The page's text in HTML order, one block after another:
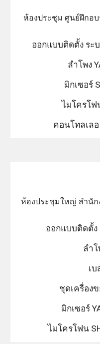
ห้องประชุม ศูนย์ฝึกอ
ออกแบบติดตั้ง ระ
ลำโพง
มิกเซอร์
ไมโครโฟ
คอนโทลเลอ
ห้องประชุมใหญ่ สำนั
ออกแบบติดตั้ง
ลำโ
เบ
ชุดเครื่องข
มิกเซอร์
ไมโครโฟน